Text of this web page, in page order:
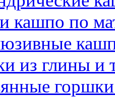
кашпо по
из глины и